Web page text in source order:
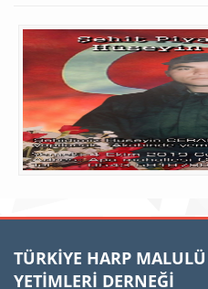
TÜRKİYE HARP
YETİMLERİ DERNEĞİ